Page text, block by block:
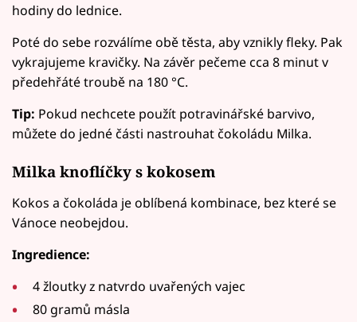
hodiny do lednice.
Poté do sebe rozválíme obě těsta, aby vznikly fleky. Pak
vykrajujeme kravičky. Na závěr pečeme cca 8 minut v
předehřáté troubě na 180 °C.
Tip: Pokud nechcete použít potravinářské barvivo,
můžete do jedné části nastrouhat čokoládu Milka.
Milka knoflíčky s kokosem
Kokos a čokoláda je oblíbená kombinace, bez které se
Vánoce neobejdou.
Ingredience:
4 žloutky z natvrdo uvařených vajec
80 gramů másla